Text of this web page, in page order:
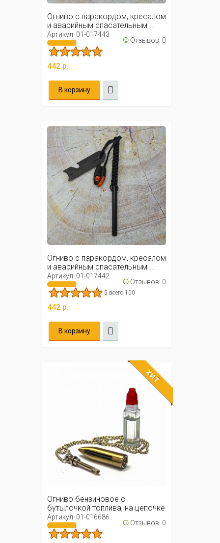
Огниво с паракордом, кресалом
и аварийным спасательным ...
Артикул: 01-017443 ☺ Отзывов: 0
442 р.
В корзину
Огниво с паракордом, кресалом
и аварийным спасательным ...
Артикул: 01-017442 ☺ Отзывов: 0
5 всего 100
442 р.
В корзину
ХИТ
Огниво бензиновое с
бутылочкой топлива, на цепочке
Артикул: 01-016686 ☺ Отзывов: 0